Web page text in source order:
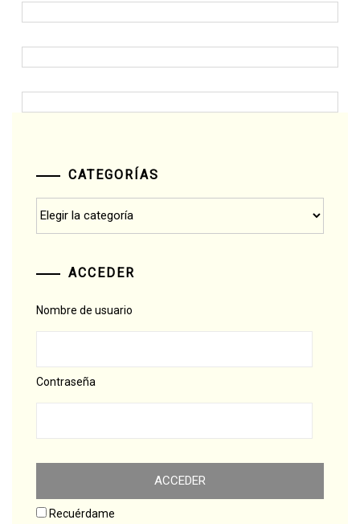
CATEGORÍAS
ACCEDER
Nombre de usuario
Contraseña
Recuérdame